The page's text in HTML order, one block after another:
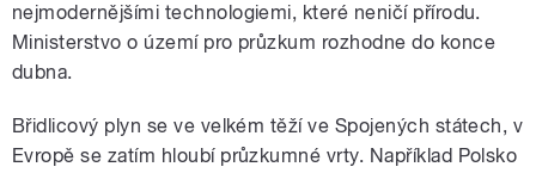
nejmodernějšími technologiemi, které neničí přírodu.
Ministerstvo o území pro průzkum rozhodne do konce
dubna.
Břidlicový plyn se ve velkém těží ve Spojených státech, v
Evropě se zatím hloubí průzkumné vrty. Například Polsko